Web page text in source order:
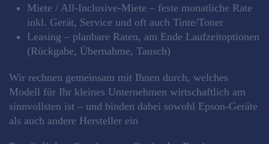
Miete / All‑Inclusive‑Miete – feste monatliche Rate
inkl. Gerät, Service und oft auch Tinte/Toner
Leasing – planbare Raten, am Ende Laufzeitoptionen
(Rückgabe, Übernahme, Tausch)
Wir rechnen gemeinsam mit Ihnen durch, welches
Modell für Ihr kleines Unternehmen wirtschaftlich am
sinnvollsten ist – und binden dabei sowohl Epson‑Geräte
als auch andere Hersteller ein